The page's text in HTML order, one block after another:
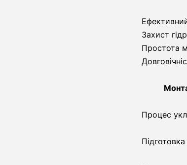
Захист
Простота
Процес